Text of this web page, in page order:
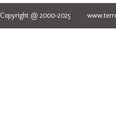
Copyright @ 2000-2025